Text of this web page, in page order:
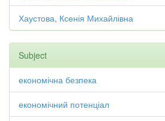
Хаустова, Ксенія Михайлівна
Subject
економічна безпека
економічний потенціал